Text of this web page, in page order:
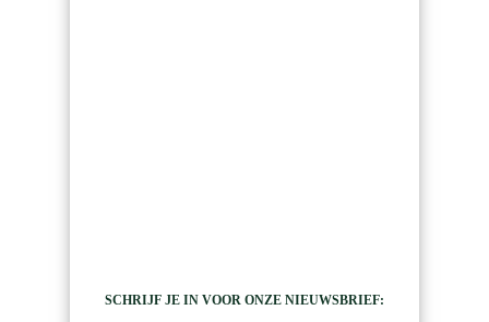
SCHRIJF JE IN VOOR ONZE NIEUWSBRIEF: